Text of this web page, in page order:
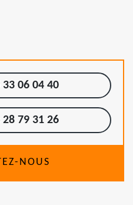
33 06 04 40
28 79 31 26
NOUS